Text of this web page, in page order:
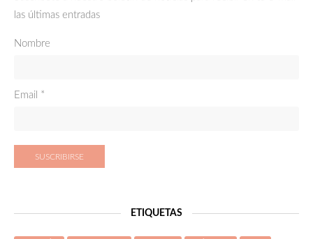
Bienvenidos
las últimas entradas
Nombre
Email *
ETIQUETAS